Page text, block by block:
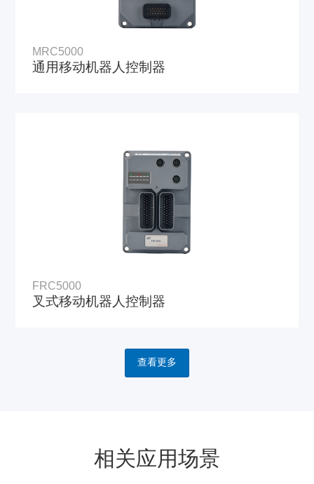
MRC5000
通用移动机器人控制器
FRC5000
叉式移动机器人控制器
查看更多
相关应用场景